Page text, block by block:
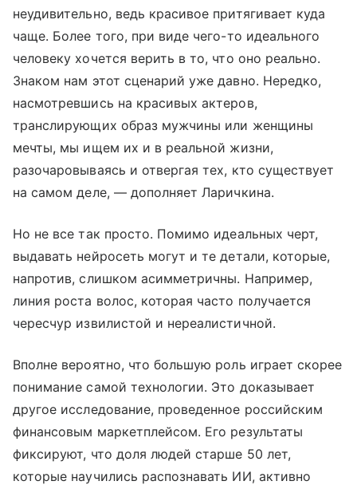
неудивительно, ведь красивое притягивает куда
чаще. Более того, при виде чего-то идеального
человеку хочется верить в то, что оно реально.
Знаком нам этот сценарий уже давно. Нередко,
насмотревшись на красивых актеров,
транслирующих образ мужчины или женщины
мечты, мы ищем их и в реальной жизни,
разочаровываясь и отвергая тех, кто существует
на самом деле, — дополняет Ларичкина.
Но не все так просто. Помимо идеальных черт,
выдавать нейросеть могут и те детали, которые,
напротив, слишком асимметричны. Например,
линия роста волос, которая часто получается
чересчур извилистой и нереалистичной.
Вполне вероятно, что большую роль играет скорее
понимание самой технологии. Это доказывает
другое исследование, проведенное российским
финансовым маркетплейсом. Его результаты
фиксируют, что доля людей старше 50 лет,
которые научились распознавать ИИ, активно